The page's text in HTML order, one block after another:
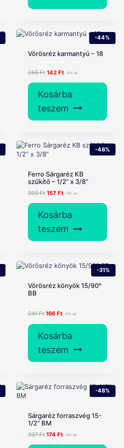
-44%
Vörösréz karmantyú – 18
255Ft Original
255 Ft.
142 FtCurrent
142 Ft.
Kosárba
teszem
-48%
Ferro Sárgaréz KB
szűkítő – 1/2” x 3/8”
300Ft Original
300 Ft.
157 FtCurrent
157 Ft.
Kosárba
teszem
-31%
Vörösréz könyök 15/90°
BB
241Ft Original
241 Ft.
166 FtCurrent
166 Ft.
Kosárba
teszem
-48%
Sárgaréz forraszvég 15-
1/2” BM
337Ft Original
174 FtCurrent